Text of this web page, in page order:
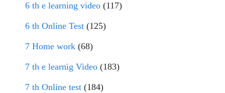
6 th e learning video (117)
6 th Online Test (125)
7 Home work (68)
7 th e learnig Video (183)
7 th Online test (184)